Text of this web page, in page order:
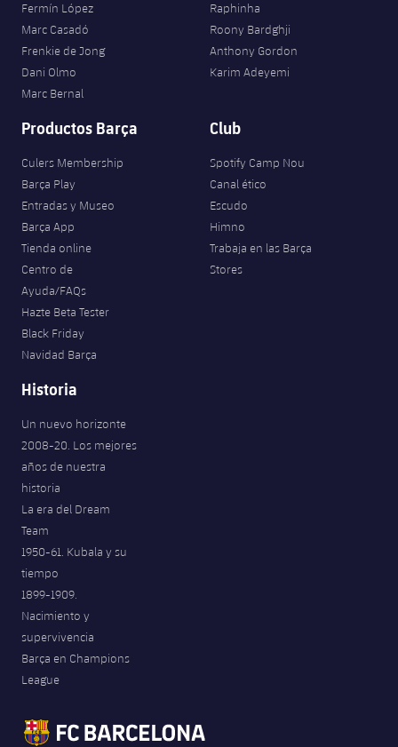
Fermín López
Marc Casadó
Frenkie de Jong
Dani Olmo
Marc Bernal
Raphinha
Roony Bardghji
Anthony Gordon
Karim Adeyemi
Productos Barça
Culers Membership
Barça Play
Entradas y Museo
Barça App
Tienda online
Centro de
Ayuda/FAQs
Hazte Beta Tester
Black Friday
Navidad Barça
Club
Spotify Camp Nou
Canal ético
Escudo
Himno
Trabaja en las Barça
Stores
Historia
Un nuevo horizonte
2008-20. Los mejores
años de nuestra
historia
La era del Dream
Team
1950-61. Kubala y su
tiempo
1899-1909.
Nacimiento y
supervivencia
Barça en Champions
League